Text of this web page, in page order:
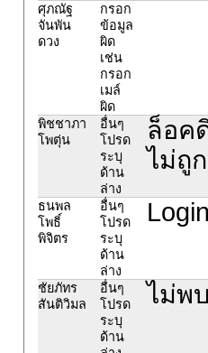
ศุภณัฐ
จันพัน
ดวง
กรอก
ข้อมูล
ผิด
เช่น
กรอก
เมล์
ผิด
พิชชาภา
โพตุ่น
อื่นๆ
โปรด
ระบุ
ด้าน
ล่าง
ล็อค
ไม่ถู
ธนพล
โพธิ์
พิจิตร
อื่นๆ
โปรด
ระบุ
ด้าน
ล่าง
ชัยภัทร
สันติวิมล
อื่นๆ
โปรด
ระบุ
ด้าน
ไม่พ